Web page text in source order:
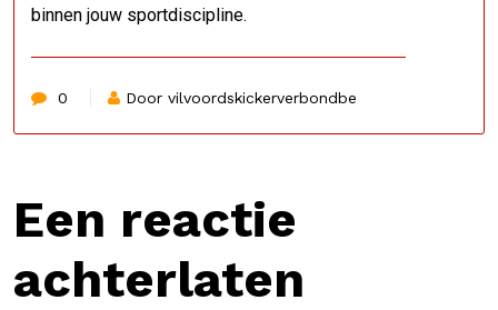
binnen jouw sportdiscipline.
0 Door vilvoordskickerverbondbe
Een reactie
achterlaten